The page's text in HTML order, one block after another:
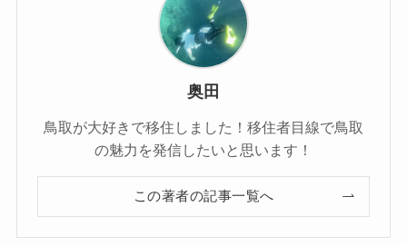
奥田
鳥取が大好きで移住しました！移住者目線で鳥取
の魅力を発信したいと思います！
この著者の記事一覧へ